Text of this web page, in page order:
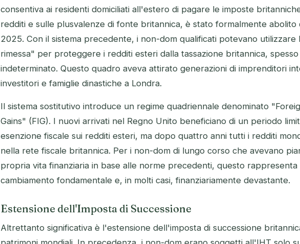
consentiva ai residenti domiciliati all'estero di pagare le imposte
redditi e sulle plusvalenze di fonte britannica, è stato formalmente abolito
2025. Con il sistema precedente, i non-dom qualificati potevano utilizzare
rimessa" per proteggere i redditi esteri dalla tassazione britannica,
indeterminato. Questo quadro aveva attirato generazioni di imprenditori
investitori e famiglie dinastiche a Londra.
Il sistema sostitutivo introduce un regime quadriennale denominato
Gains" (FIG). I nuovi arrivati nel Regno Unito beneficiano di un periodo
esenzione fiscale sui redditi esteri, ma dopo quattro anni tutti i redditi
nella rete fiscale britannica. Per i non-dom di lungo corso che avevano
propria vita finanziaria in base alle norme precedenti, questo rappresenta
cambiamento fondamentale e, in molti casi, finanziariamente devastante.
Estensione dell'Imposta di Successione
Altrettanto significativa è l'estensione dell'imposta di successione